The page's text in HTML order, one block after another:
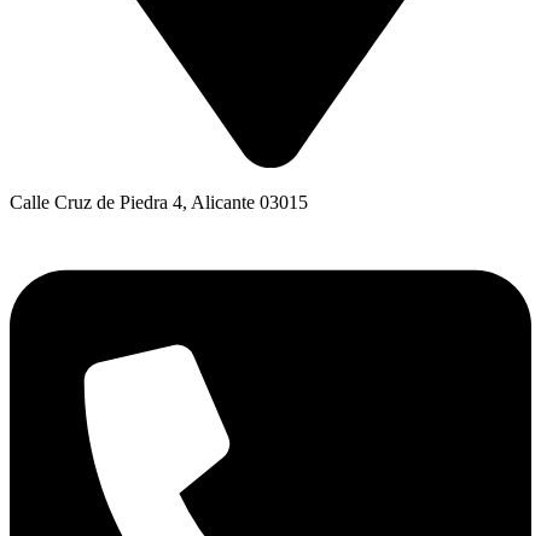
Calle Cruz de Piedra 4, Alicante 03015